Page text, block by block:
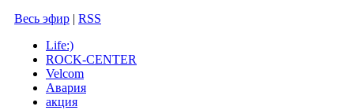
Весь эфир | RSS
Life:)
ROCK-CENTER
Velcom
Авария
акция